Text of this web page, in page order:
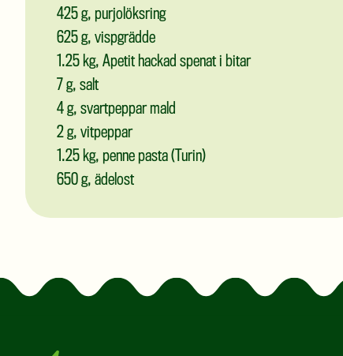
425 g, purjolöksring
625 g, vispgrädde
1.25 kg, Apetit hackad spenat i bitar
7 g, salt
4 g, svartpeppar mald
2 g, vitpeppar
1.25 kg, penne pasta (Turin)
650 g, ädelost